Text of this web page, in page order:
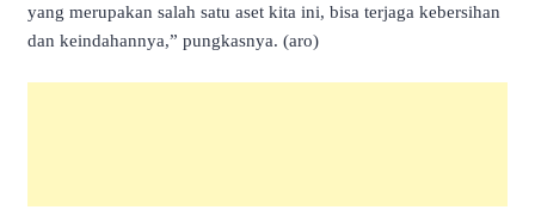
yang merupakan salah satu aset kita ini, bisa terjaga kebersihan
dan keindahannya,” pungkasnya. (aro)